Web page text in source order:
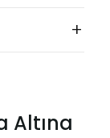
+
Altına